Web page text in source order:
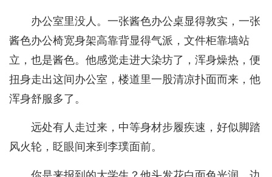
办公室里没人。一张酱色办公桌显得敦实，一张
酱色办公椅宽身架高靠背显得气派，文件柜靠墙站
立，也是酱色。他感觉走进大染坊了，浑身燥热，便
扭身走出这间办公室，楼道里一股清凉扑面而来，他
浑身舒服多了。
远处有人走过来，中等身材步履疾速，好似脚踏
风火轮，眨眼间来到李璞面前。